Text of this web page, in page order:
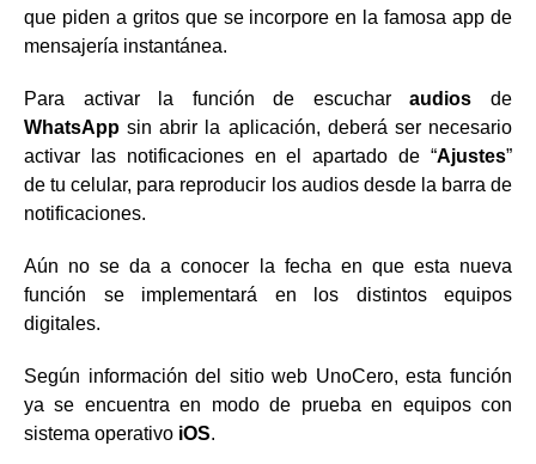
que piden a gritos que se incorpore en la famosa app de
mensajería instantánea.
Para activar la función de escucharaudios de
WhatsApp sin abrir la aplicación, deberá ser necesario
activar las notificaciones en el apartado de “Ajustes”
de tu celular, para reproducir los audios desde la barra de
notificaciones.
Aún no se da a conocer la fecha en que esta nueva
función se implementará en los distintos equipos
digitales.
Según información del sitio web UnoCero, esta función
ya se encuentra en modo de prueba en equipos con
sistema operativo iOS.